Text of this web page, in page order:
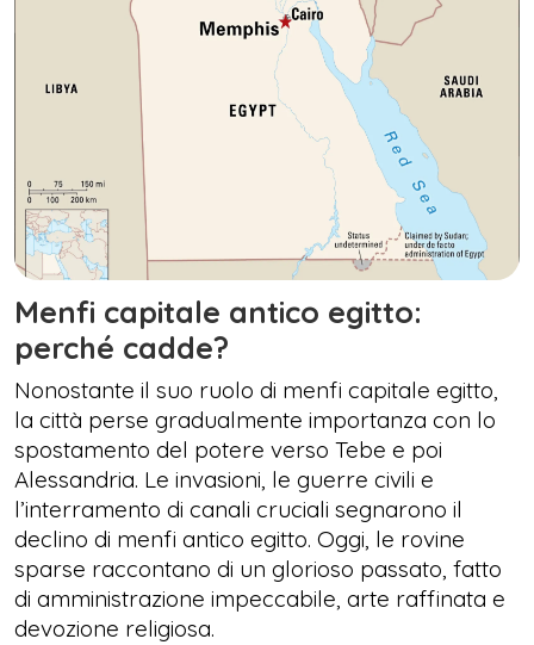
Menfi capitale antico egitto:
perché cadde?
Nonostante il suo ruolo di menfi capitale egitto,
la città perse gradualmente importanza con lo
spostamento del potere verso Tebe e poi
Alessandria. Le invasioni, le guerre civili e
l’interramento di canali cruciali segnarono il
declino di menfi antico egitto. Oggi, le rovine
sparse raccontano di un glorioso passato, fatto
di amministrazione impeccabile, arte raffinata e
devozione religiosa.